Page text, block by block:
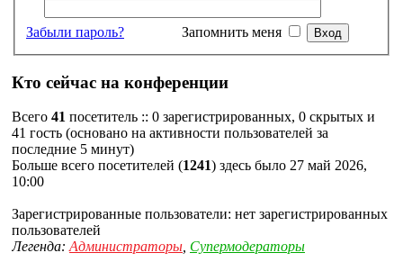
Забыли пароль? Запомнить меня
Кто сейчас на конференции
Всего 41 посетитель :: 0 зарегистрированных, 0 скрытых и
41 гость (основано на активности пользователей за
последние 5 минут)
Больше всего посетителей (1241) здесь было 27 май 2026,
10:00
Зарегистрированные пользователи: нет зарегистрированных
пользователей
Легенда:Администраторы, Супермодераторы